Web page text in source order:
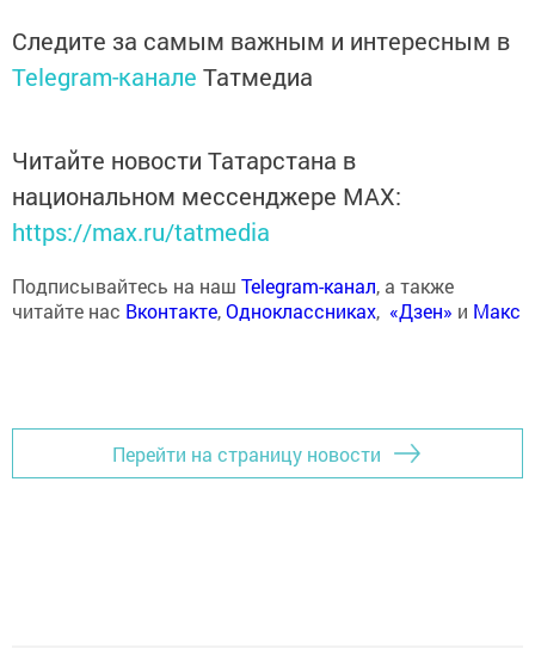
Следите за самым важным и интересным в
Telegram-канале Татмедиа
Читайте новости Татарстана в
национальном мессенджере MАХ:
https://max.ru/tatmedia
Подписывайтесь на наш Telegram-канал, а также
читайте нас Вконтакте,Одноклассниках, «Дзен» и Макс
Перейти на страницу новости